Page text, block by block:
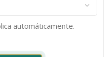
automáticamente.